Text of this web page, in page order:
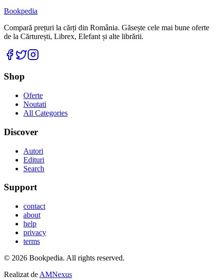
Bookpedia
Compară prețuri la cărți din România. Găsește cele mai bune oferte
de la Cărturești, Librex, Elefant și alte librării.
Facebook
Twitter
Shop
Oferte
Noutati
All Categories
Discover
Autori
Edituri
Search
Support
contact
about
help
privacy
terms
© 2026 Bookpedia. All rights reserved.
Realizat de AMNexus